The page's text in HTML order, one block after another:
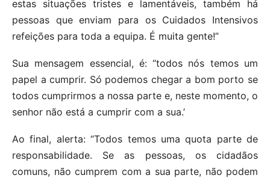
estas situações tristes e lamentáveis, também há
pessoas que enviam para os Cuidados Intensivos
refeições para toda a equipa. É muita gente!”
Sua mensagem essencial, é: “todos nós temos um
papel a cumprir. Só podemos chegar a bom porto se
todos cumprirmos a nossa parte e, neste momento, o
senhor não está a cumprir com a sua.’
Ao final, alerta: “Todos temos uma quota parte de
responsabilidade. Se as pessoas, os cidadãos
comuns, não cumprem com a sua parte, não podem